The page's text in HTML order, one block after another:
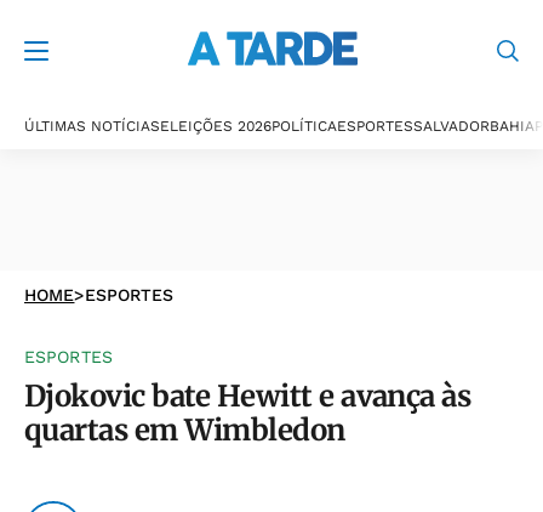
ÚLTIMAS NOTÍCIASELEIÇÕES 2026POLÍTICAESPORTESSALVADORBAHIA
HOME>ESPORTES
ESPORTES
Djokovic bate Hewitt e avança às
quartas em Wimbledon